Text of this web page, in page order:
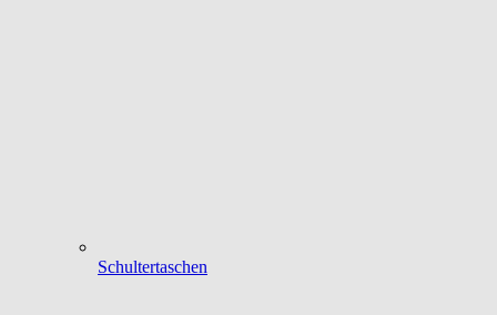
Schultertaschen